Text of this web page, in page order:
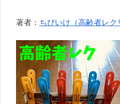
著者： ちびいけ（高齢者レク